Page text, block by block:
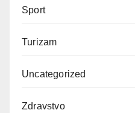
Sport
Turizam
Uncategorized
Zdravstvo